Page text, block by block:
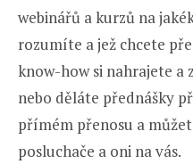
webinářů a kurzů na
rozumíte a jež chcete
know-how si nahrajete
nebo děláte přednášky
přímém přenosu a
posluchače a oni na vás.